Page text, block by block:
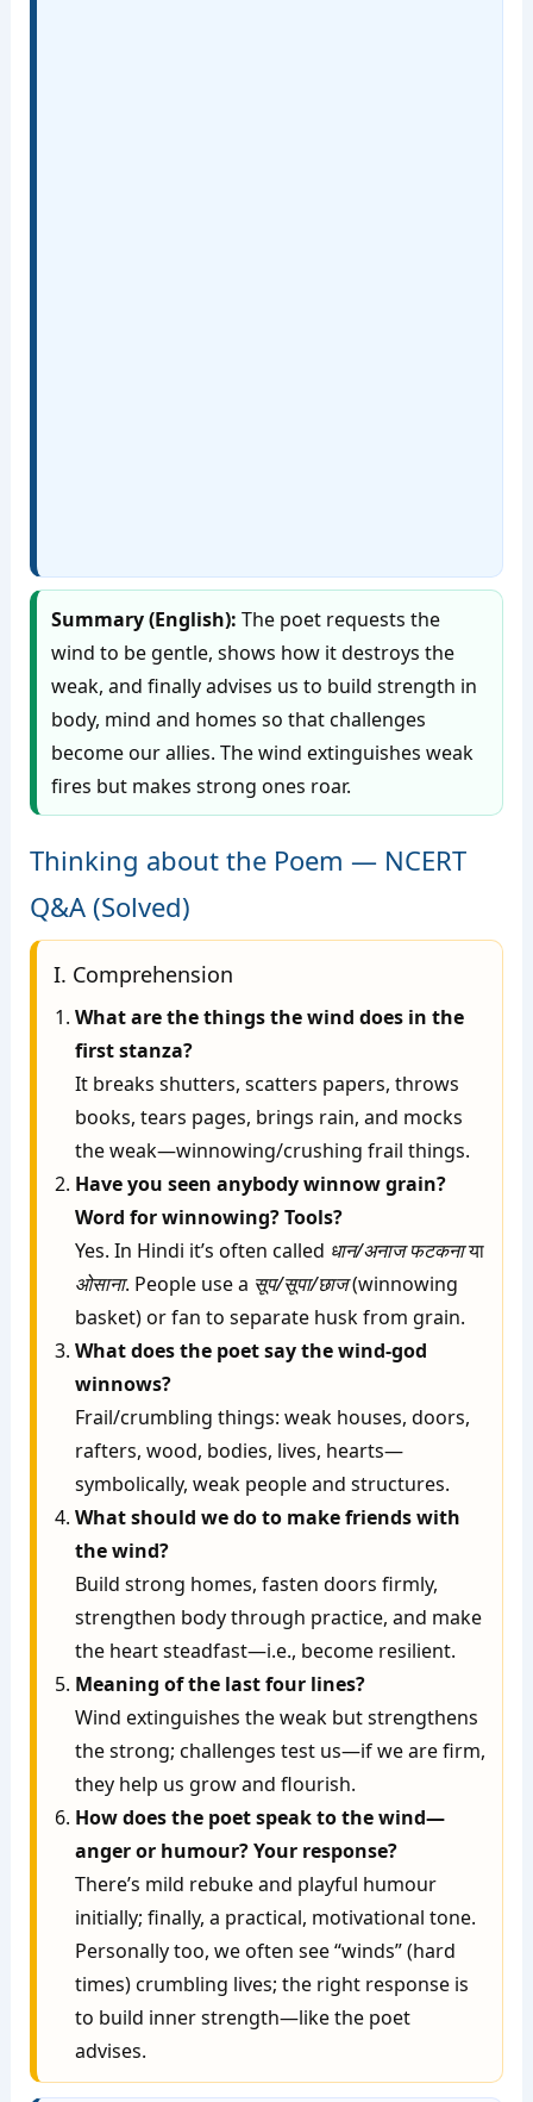
Summary (English): The poet requests the
wind to be gentle, shows how it destroys the
weak, and finally advises us to build strength in
body, mind and homes so that challenges
become our allies. The wind extinguishes weak
fires but makes strong ones roar.
Thinking about the Poem — NCERT
Q&A (Solved)
I. Comprehension
What are the things the wind does in the
first stanza?
It breaks shutters, scatters papers, throws
books, tears pages, brings rain, and mocks
the weak—winnowing/crushing frail things.
Have you seen anybody winnow grain?
Word for winnowing? Tools?
Yes. In Hindi it’s often called धान/अनाज फटकनाया
ओसाना. People use a सूप/सूपा/छाज(winnowing
basket) or fan to separate husk from grain.
What does the poet say the wind-god
winnows?
Frail/crumbling things: weak houses, doors,
rafters, wood, bodies, lives, hearts—
symbolically, weak people and structures.
What should we do to make friends with
the wind?
Build strong homes, fasten doors firmly,
strengthen body through practice, and make
the heart steadfast—i.e., become resilient.
Meaning of the last four lines?
Wind extinguishes the weak but strengthens
the strong; challenges test us—if we are firm,
they help us grow and flourish.
How does the poet speak to the wind—
anger or humour? Your response?
There’s mild rebuke and playful humour
initially; finally, a practical, motivational tone.
Personally too, we often see “winds” (hard
times) crumbling lives; the right response is
to build inner strength—like the poet
advises.